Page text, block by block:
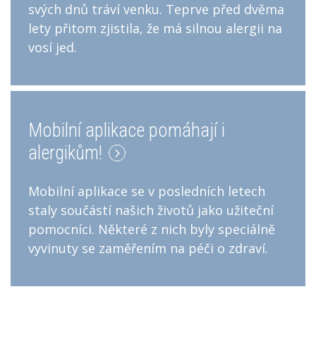
svých dnů tráví venku. Teprve před dvěma
lety přitom zjistila, že má silnou alergii na
vosí jed.
Mobilní aplikace pomáhají i
alergikům!
Mobilní aplikace se v posledních letech
staly součástí našich životů jako užiteční
pomocníci. Některé z nich byly speciálně
vyvinuty se zaměřením na péči o zdraví.